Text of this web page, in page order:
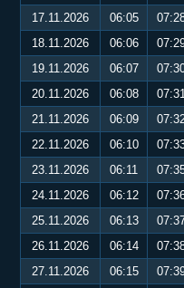
17.11.2026
06:05
18.11.2026
06:06
19.11.2026
06:07
20.11.2026
06:08 07:31
21.11.2026
06:09
22.11.2026
06:10
23.11.2026
06:11
24.11.2026
06:12
25.11.2026
06:13
26.11.2026
06:14
27.11.2026
06:15